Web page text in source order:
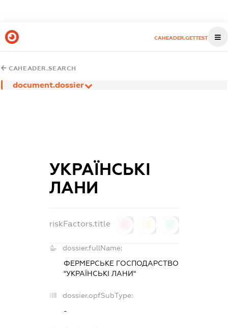
CAHEADER.GETTEST
CAHEADER.SEARCH
document.dossier
УКРАЇНСЬКІ
ЛАНИ
riskFactors.title
dossier.fullName:
ФЕРМЕРСЬКЕ ГОСПОДАРСТВО
"УКРАЇНСЬКІ ЛАНИ"
dossier.opfSubType:
-